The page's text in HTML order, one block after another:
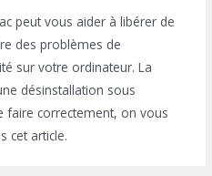
peut vous aider à libérer de
des problèmes de
sur votre ordinateur. La
désinstallation sous
faire correctement, on vous
cet article.